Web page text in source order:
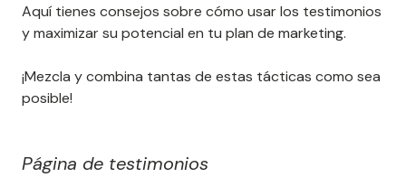
Aquí tienes consejos sobre cómo usar los testimonios
y maximizar su potencial en tu plan de marketing.
¡Mezcla y combina tantas de estas tácticas como sea
posible!
Página de testimonios